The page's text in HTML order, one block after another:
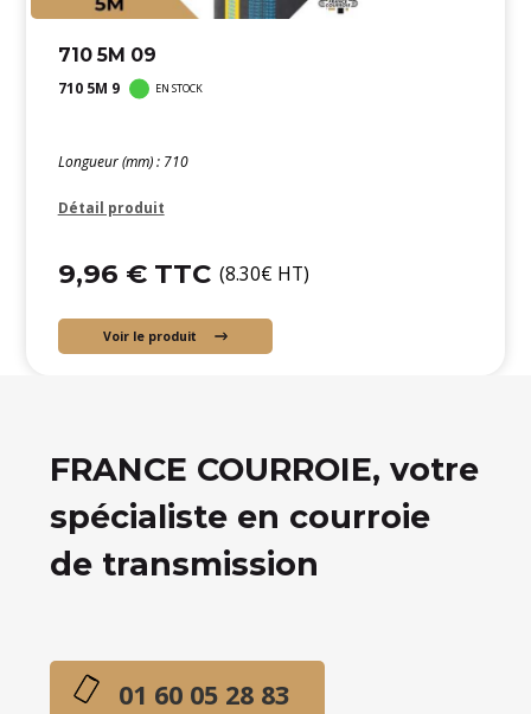
710 5M 09
710 5M 9 EN STOCK
Longueur (mm) : 710
Détail produit
9,96 € TTC (8.30€ HT)
Voir le produit
FRANCE COURROIE, votre
spécialiste en courroie
de transmission
01 60 05 28 83